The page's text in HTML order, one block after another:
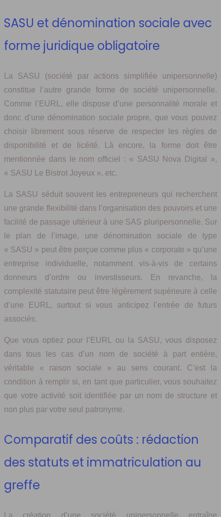
SASU et dénomination sociale avec
forme juridique obligatoire
La SASU (société par actions simplifiée unipersonnelle)
constitue l’autre grande forme de société unipersonnelle.
Comme l’EURL, elle dispose d’une personnalité morale et
donc d’une dénomination sociale propre, que vous pouvez
choisir librement sous réserve de respecter les règles de
disponibilité et de licéité. Là encore, la forme doit être
mentionnée dans le nom officiel : « SASU Nova Digital »,
« SASU Le Bistrot Joyeux », etc.
La SASU séduit souvent les entrepreneurs qui recherchent
une grande flexibilité dans l’organisation des pouvoirs et une
facilité de passage ultérieur à une SAS pluripersonnelle. Sur
le plan de l’image, une dénomination sociale de type
« SASU » peut être perçue comme plus « corporate » qu’une
entreprise individuelle, notamment vis-à-vis de certains
donneurs d’ordre ou investisseurs. En revanche, la
complexité statutaire peut être légèrement supérieure à celle
d’une EURL, surtout si vous anticipez l’entrée de futurs
associés.
Que vous optiez pour l’EURL ou la SASU, vous disposez
dans tous les cas d’un nom de société à part entière,
véritable « raison sociale » au sens courant. C’est la
condition à remplir si, en tant que particulier, vous souhaitez
que votre activité soit identifiée par un nom de structure et
non plus par votre seul patronyme.
Comparatif des coûts : rédaction
des statuts et immatriculation au
greffe
La création d’une société unipersonnelle entraîne